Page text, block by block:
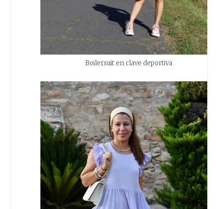
Boilersuit en clave deportiva